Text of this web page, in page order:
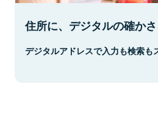
住所に、デジタルの確かさ
デジタルアドレスで入力も検索も